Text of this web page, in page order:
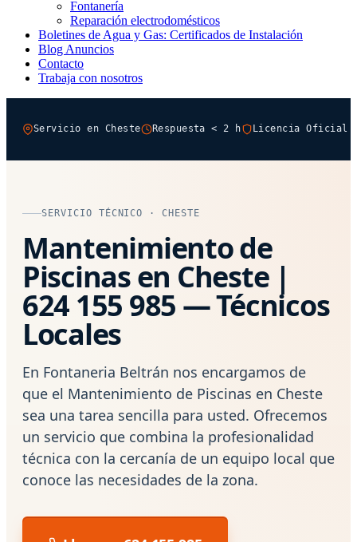
Fontanería
Reparación electrodomésticos
Boletines de Agua y Gas: Certificados de Instalación
Blog Anuncios
Contacto
Trabaja con nosotros
Servicio en Cheste Respuesta < 2 h Licencia Oficial
SERVICIO TÉCNICO · CHESTE
Mantenimiento de
Piscinas en Cheste |
624 155 985 — Técnicos
Locales
En Fontaneria Beltrán nos encargamos de
que el Mantenimiento de Piscinas en Cheste
sea una tarea sencilla para usted. Ofrecemos
un servicio que combina la profesionalidad
técnica con la cercanía de un equipo local que
conoce las necesidades de la zona.